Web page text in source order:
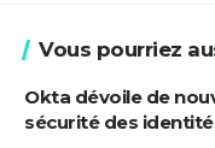
Vous pourriez
Okta dévoile de
sécurité des